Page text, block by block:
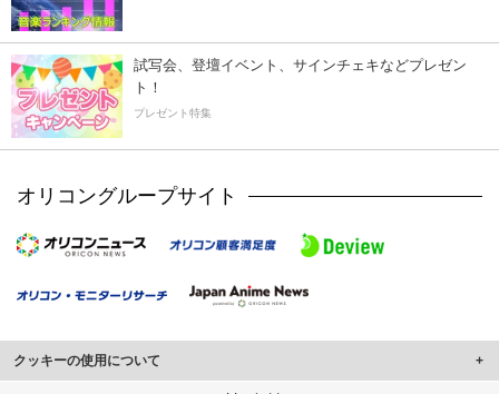
試写会、登壇イベント、サインチェキなどプレゼン
ト！
プレゼント特集
オリコングループサイト
クッキーの使用について